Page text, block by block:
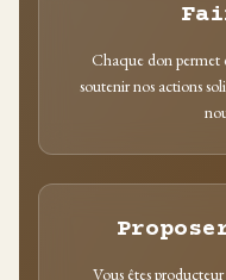
Chaque don permet
soutenir nos actions
Vous êtes